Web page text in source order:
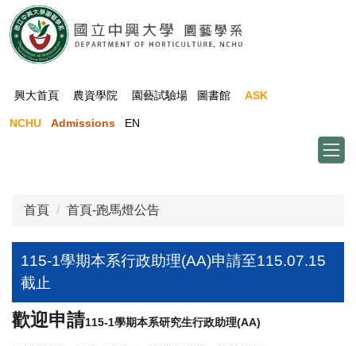
跳
到
主
內
區
興大首頁 農資學院 園藝試驗場 圖書館 ASK
NCHU Admissions EN
首頁 首頁-跑馬燈公告
115-1學期本系行政助理(AA)申請至115.07.15
截止
歡迎申請115-1學期本系研究生行政助理(AA)